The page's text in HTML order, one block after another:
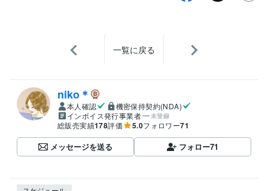
一覧に戻る
niko＊
本人確認
機密保持契約(NDA)
インボイス発行事業者
未登録
総販売実績178評価 5.0フォロワー71
メッセージを送る フォロー71